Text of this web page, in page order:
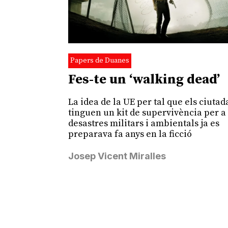
Papers de Duanes
Fes-te un ‘walking dead’
La idea de la UE per tal que els
tinguen un kit de supervivència per a
desastres militars i ambientals ja es
preparava fa anys en la ficció
Josep Vicent Miralles